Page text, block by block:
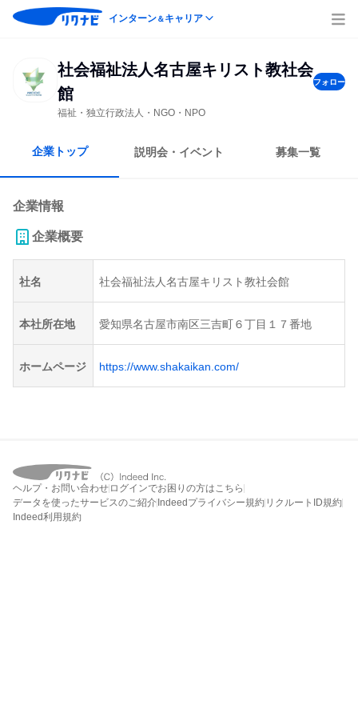
インターン＆キャリア
社会福祉法人名古屋キリスト教社会
館
フォロー
福祉・独立行政法人・NGO・NPO
企業トップ 説明会・イベント 募集一覧
企業情報
企業概要
社名 社会福祉法人名古屋キリスト教社会館
本社所在地 愛知県名古屋市南区三吉町６丁目１７番地
ホームページ https://www.shakaikan.com/
ヘルプ・お問い合わせ ログインでお困りの方はこちら
データを使ったサービスのご紹介 Indeedプライバシー規約 リクルートID規約
Indeed利用規約